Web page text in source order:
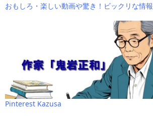
おもしろ・楽しい動画や驚き！ビックリな情報
Pinterest Kazusa